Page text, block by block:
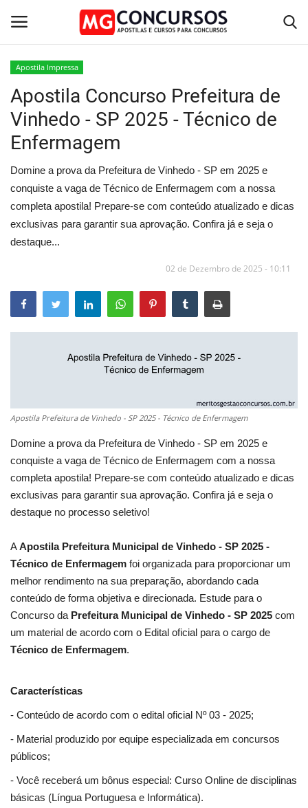
Home
Apostilas PDF
Apostila Impressa
Cursos Online
Combo Apostilas
Apostila Impressa
Apostila Concurso Prefeitura de
Vinhedo - SP 2025 - Técnico de
Enfermagem
Domine a prova da Prefeitura de Vinhedo - SP em 2025 e
conquiste a vaga de Técnico de Enfermagem com a nossa
completa apostila! Prepare-se com conteúdo atualizado e dicas
exclusivas para garantir sua aprovação. Confira já e seja o
destaque...
02 de Dezembro de 2025 - 10:11
Apostila Prefeitura de Vinhedo - SP 2025 - Técnico de Enfermagem
Domine a prova da Prefeitura de Vinhedo - SP em 2025 e
conquiste a vaga de Técnico de Enfermagem com a nossa
completa apostila! Prepare-se com conteúdo atualizado e dicas
exclusivas para garantir sua aprovação. Confira já e seja o
destaque no processo seletivo!
AApostila Prefeitura Municipal de Vinhedo - SP 2025 -
Técnico de Enfermagem foi organizada para proporcionar um
melhor rendimento na sua preparação, abordando cada
conteúdo de forma objetiva e direcionada. Estude para o
Concurso da Prefeitura Municipal de Vinhedo - SP 2025 com
um material de acordo com o Edital oficial para o cargo de
Técnico de Enfermagem.
Características
- Conteúdo de acordo com o edital oficial Nº 03 - 2025;
- Material produzido por equipe especializada em concursos
públicos;
- Você receberá um bônus especial: Curso Online de disciplinas
básicas (Língua Portuguesa e Informática).